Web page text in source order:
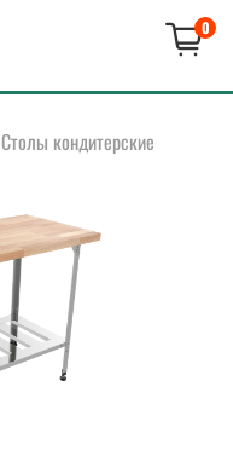
0
Столы кондитерские